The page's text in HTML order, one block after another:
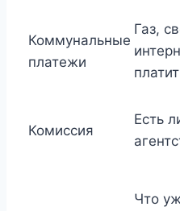
Коммунальные
платежи
Газ,
платит
Комиссия
Есть
Что